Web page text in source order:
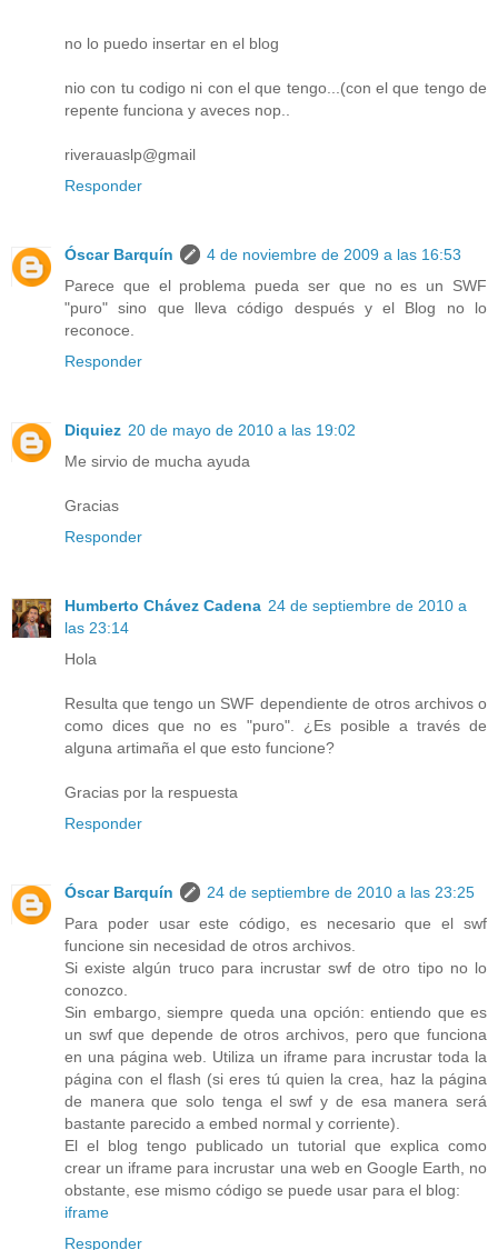
no lo puedo insertar en el blog
nio con tu codigo ni con el que tengo...(con el que tengo de
repente funciona y aveces nop..
riverauaslp@gmail
Responder
Óscar Barquín
4 de noviembre de 2009 a las 16:53
Parece que el problema pueda ser que no es un SWF
"puro" sino que lleva código después y el Blog no lo
reconoce.
Responder
Diquiez 20 de mayo de 2010 a las 19:02
Me sirvio de mucha ayuda
Gracias
Responder
Humberto Chávez Cadena 24 de septiembre de 2010 a
las 23:14
Hola
Resulta que tengo un SWF dependiente de otros archivos o
como dices que no es "puro". ¿Es posible a través de
alguna artimaña el que esto funcione?
Gracias por la respuesta
Responder
Óscar Barquín
24 de septiembre de 2010 a las 23:25
Para poder usar este código, es necesario que el swf
funcione sin necesidad de otros archivos.
Si existe algún truco para incrustar swf de otro tipo no lo
conozco.
Sin embargo, siempre queda una opción: entiendo que es
un swf que depende de otros archivos, pero que funciona
en una página web. Utiliza un iframe para incrustar toda la
página con el flash (si eres tú quien la crea, haz la página
de manera que solo tenga el swf y de esa manera será
bastante parecido a embed normal y corriente).
El el blog tengo publicado un tutorial que explica como
crear un iframe para incrustar una web en Google Earth, no
obstante, ese mismo código se puede usar para el blog:
iframe
Responder